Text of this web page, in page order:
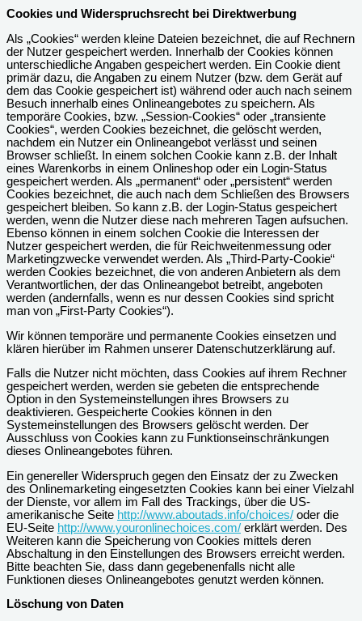
Cookies und Widerspruchsrecht bei Direktwerbung
Als „Cookies“ werden kleine Dateien bezeichnet, die auf Rechnern
der Nutzer gespeichert werden. Innerhalb der Cookies können
unterschiedliche Angaben gespeichert werden. Ein Cookie dient
primär dazu, die Angaben zu einem Nutzer (bzw. dem Gerät auf
dem das Cookie gespeichert ist) während oder auch nach seinem
Besuch innerhalb eines Onlineangebotes zu speichern. Als
temporäre Cookies, bzw. „Session-Cookies“ oder „transiente
Cookies“, werden Cookies bezeichnet, die gelöscht werden,
nachdem ein Nutzer ein Onlineangebot verlässt und seinen
Browser schließt. In einem solchen Cookie kann z.B. der Inhalt
eines Warenkorbs in einem Onlineshop oder ein Login-Status
gespeichert werden. Als „permanent“ oder „persistent“ werden
Cookies bezeichnet, die auch nach dem Schließen des Browsers
gespeichert bleiben. So kann z.B. der Login-Status gespeichert
werden, wenn die Nutzer diese nach mehreren Tagen aufsuchen.
Ebenso können in einem solchen Cookie die Interessen der
Nutzer gespeichert werden, die für Reichweitenmessung oder
Marketingzwecke verwendet werden. Als „Third-Party-Cookie“
werden Cookies bezeichnet, die von anderen Anbietern als dem
Verantwortlichen, der das Onlineangebot betreibt, angeboten
werden (andernfalls, wenn es nur dessen Cookies sind spricht
man von „First-Party Cookies“).
Wir können temporäre und permanente Cookies einsetzen und
klären hierüber im Rahmen unserer Datenschutzerklärung auf.
Falls die Nutzer nicht möchten, dass Cookies auf ihrem Rechner
gespeichert werden, werden sie gebeten die entsprechende
Option in den Systemeinstellungen ihres Browsers zu
deaktivieren. Gespeicherte Cookies können in den
Systemeinstellungen des Browsers gelöscht werden. Der
Ausschluss von Cookies kann zu Funktionseinschränkungen
dieses Onlineangebotes führen.
Ein genereller Widerspruch gegen den Einsatz der zu Zwecken
des Onlinemarketing eingesetzten Cookies kann bei einer Vielzahl
der Dienste, vor allem im Fall des Trackings, über die US-
amerikanische Seite http://www.aboutads.info/choices/ oder die
EU-Seite http://www.youronlinechoices.com/ erklärt werden. Des
Weiteren kann die Speicherung von Cookies mittels deren
Abschaltung in den Einstellungen des Browsers erreicht werden.
Bitte beachten Sie, dass dann gegebenenfalls nicht alle
Funktionen dieses Onlineangebotes genutzt werden können.
Löschung von Daten